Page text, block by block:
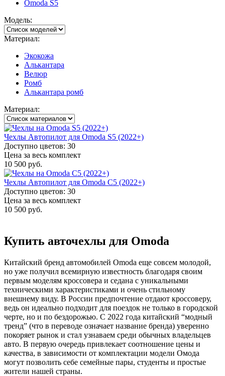
Omoda S5
Модель:
Материал:
Экокожа
Алькантара
Велюр
Ромб
Алькантара ромб
Материал:
Чехлы Автопилот для Omoda S5 (2022+)
Доступно цветов: 30
Цена за весь комплект
10 500 руб.
Чехлы Автопилот для Omoda C5 (2022+)
Доступно цветов: 30
Цена за весь комплект
10 500 руб.
Купить авточехлы для Omoda
Китайский бренд автомобилей Omoda еще совсем молодой,
но уже получил всемирную известность благодаря своим
первым моделям кроссовера и седана с уникальными
техническими характеристиками и очень стильному
внешнему виду. В России предпочтение отдают кроссоверу,
ведь он идеально подходит для поездок не только в городской
черте, но и по бездорожью. С 2022 года китайский “модный
тренд” (что в переводе означает название бренда) уверенно
покоряет рынок и стал узнаваем среди обычных владельцев
авто. В первую очередь привлекает соотношение цены и
качества, в зависимости от комплектации модели Омода
могут позволить себе семейные пары, студенты и простые
жители нашей страны.